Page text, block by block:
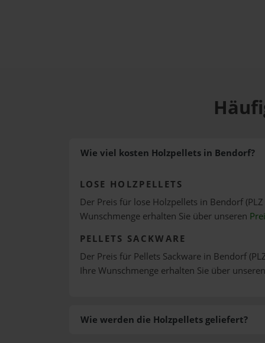
Wie viel kosten Holzpellets in Bendorf?
LOSE HOLZPELLETS
Der Preis für lose Holzpellets in Bendorf
Wunschmenge erhalten Sie über unseren
PELLETS SACKWARE
Der Preis für Pellets Sackware in Bendorf
Ihre Wunschmenge erhalten Sie über unseren
Wie werden die Holzpellets geliefert?